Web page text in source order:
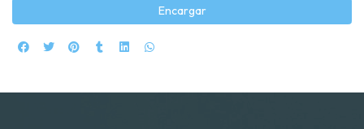
Encargar